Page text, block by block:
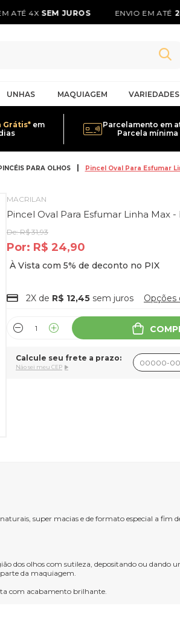
ATÉ 4XSEM JUROS ENVIO EM ATÉ
UNHAS MAQUIAGEM VARIEDADES
Grátis*em
Parcelamento em
Parcela mínima
PARA OLHOS Pincel Oval Para Esfumar
MACRILAN
Pincel Oval Para Esfumar Linha Max
De:R$ 31,93
Por: R$ 24,90
2X de R$ 12,45 sem juros Opções
Calcule seu frete a prazo:
Não sei meu CEP
super macias e de formato especial a
dos olhos com sutileza, depositando ou
da maquiagem.
com acabamento brilhante.